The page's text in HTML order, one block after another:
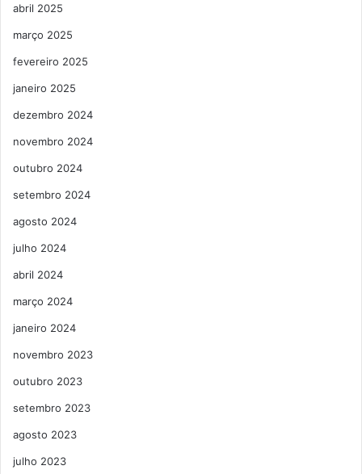
abril 2025
março 2025
fevereiro 2025
janeiro 2025
dezembro 2024
novembro 2024
outubro 2024
setembro 2024
agosto 2024
julho 2024
abril 2024
março 2024
janeiro 2024
novembro 2023
outubro 2023
setembro 2023
agosto 2023
julho 2023